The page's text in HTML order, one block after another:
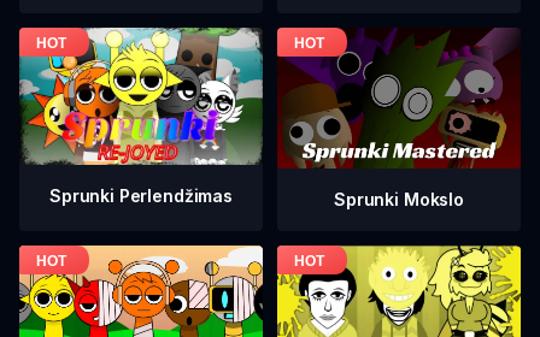
Sprunki Perlendžimas Sprunki Mokslo